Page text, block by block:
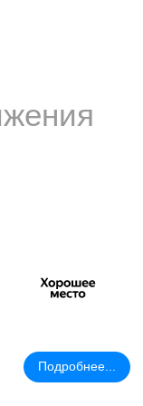
Подробнее...